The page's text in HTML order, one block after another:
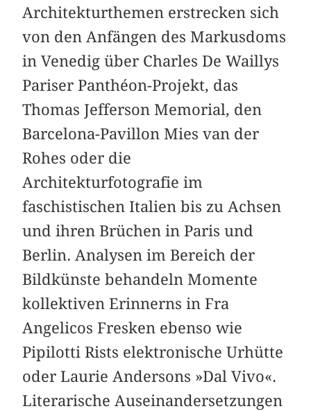
Architekturthemen erstrecken sich
von den Anfängen des Markusdoms
in Venedig über Charles De Waillys
Pariser Panthéon-Projekt, das
Thomas Jefferson Memorial, den
Barcelona-Pavillon Mies van der
Rohes oder die
Architekturfotografie im
faschistischen Italien bis zu Achsen
und ihren Brüchen in Paris und
Berlin. Analysen im Bereich der
Bildkünste behandeln Momente
kollektiven Erinnerns in Fra
Angelicos Fresken ebenso wie
Pipilotti Rists elektronische Urhütte
oder Laurie Andersons »Dal Vivo«.
Literarische Auseinandersetzungen